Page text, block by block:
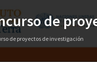
de
de proyectos de investigación